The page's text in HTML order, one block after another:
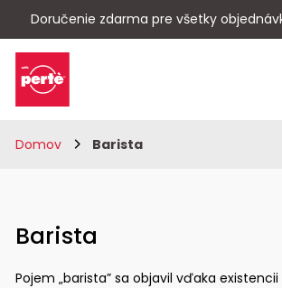
Doručenie zdarma pre všetky
Domov Barista
Barista
Pojem „barista” sa objavil vďaka